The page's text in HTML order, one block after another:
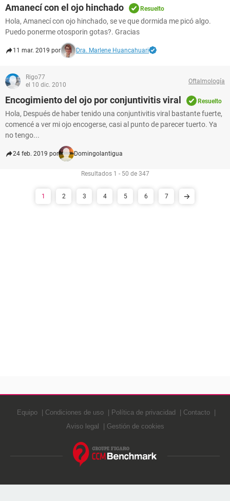
Amanecí con el ojo hinchado Resuelto
Hola, Amanecí con ojo hinchado, se ve que dormida me picó algo.
Puedo ponerme otosporin gotas?. Gracias
11 mar. 2019 por Dra. Marlene Huancahuari
Rigo77
el 10 dic. 2010
Oftalmología
Encogimiento del ojo por conjuntivitis viral Resuelto
Hola, Después de haber tenido una conjuntivitis viral bastante fuerte,
comencé a ver mi ojo encogerse, casi al punto de parecer tuerto. Ya
no tengo...
24 feb. 2019 por Domingolantigua
Resultados 1 - 50 de 347
1 2 3 4 5 6 7
Equipo Condiciones de uso Política de privacidad
Contacto
Aviso legal
Gestión de cookies